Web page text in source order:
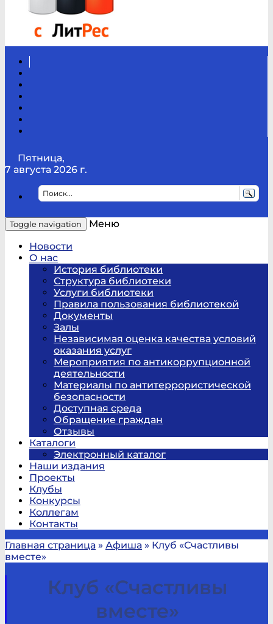
Пятница,
7 августа 2026 г.
Toggle navigation
Меню
Новости
О нас
История библиотеки
Структура библиотеки
Услуги библиотеки
Правила пользования библиотекой
Документы
Залы
Независимая оценка качества условий
оказания услуг
Мероприятия по антикоррупционной
деятельности
Материалы по антитеррористической
безопасности
Доступная среда
Обращение граждан
Отзывы
Каталоги
Электронный каталог
Наши издания
Проекты
Клубы
Конкурсы
Коллегам
Контакты
Главная страница » Афиша » Клуб «Счастливы
вместе»
Клуб «Счастливы
вместе»